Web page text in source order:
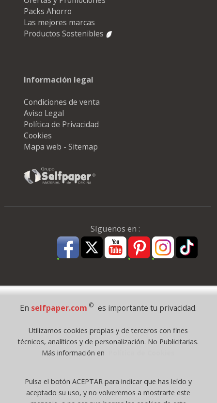
Packs Ahorro
Las mejores marcas
Productos Sostenibles
Información legal
Condiciones de venta
Aviso Legal
Política de Privacidad
Cookies
Mapa web - Sitemap
Síguenos en :
Pago Seguro
Todos los derechos reservados
©selfpaper.com, y las webs de ©gruposelfpaper.org están gestionadas, y
Registro Mercantil de Valencia ( España ) CEE:
Tomo 7263, Libro 4565, Folio 1, Sección 8, Hoja V-85203.
En selfpaper.com © es importante tu privacidad.
Utilizamos cookies propias y de terceros con fines
técnicos, analíticos y de personalización. No Publicitarias.
Más información en
Pulsa el botón ACEPTAR para indicar que has leído y
aceptado su uso, y no volveremos a mostrarte este